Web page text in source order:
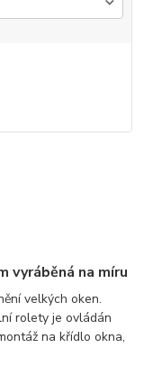
vyráběná na míru
velkých oken.
rolety je ovládán
na křídlo okna,